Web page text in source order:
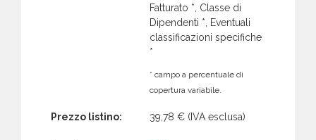
Fatturato *, Classe di
Dipendenti *, Eventuali
classificazioni specifiche
*
* campo a percentuale di
copertura variabile.
Prezzo listino: 39,78 € (IVA esclusa)